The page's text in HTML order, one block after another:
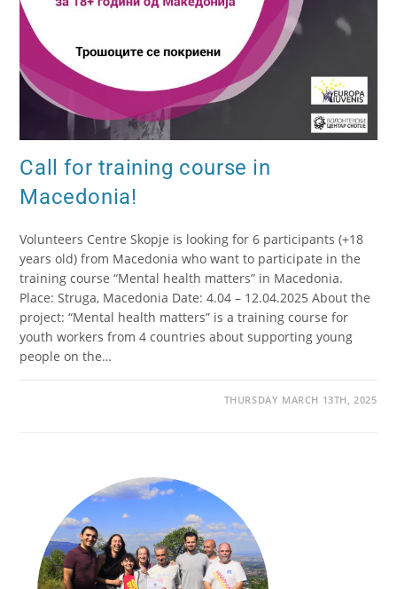
Call for training course in
Macedonia!
Volunteers Centre Skopje is looking for 6 participants (+18
years old) from Macedonia who want to participate in the
training course “Mental health matters” in Macedonia.
Place: Struga, Macedonia Date: 4.04 – 12.04.2025 About the
project: “Mental health matters” is a training course for
youth workers from 4 countries about supporting young
people on the…
THURSDAY MARCH 13TH, 2025